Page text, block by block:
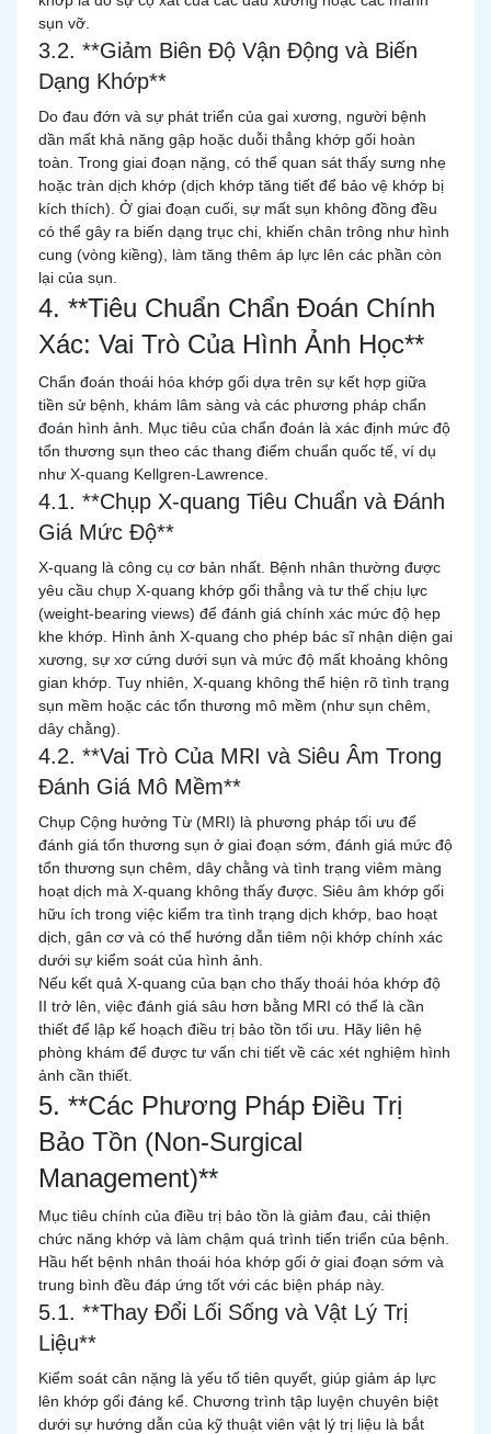
sụn vỡ.
3.2. **Giảm Biên Độ Vận Động và Biến
Dạng Khớp**
Do đau đớn và sự phát triển của gai xương, người bệnh
dần mất khả năng gập hoặc duỗi thẳng khớp gối hoàn
toàn. Trong giai đoạn nặng, có thể quan sát thấy sưng nhẹ
hoặc tràn dịch khớp (dịch khớp tăng tiết để bảo vệ khớp bị
kích thích). Ở giai đoạn cuối, sự mất sụn không đồng đều
có thể gây ra biến dạng trục chi, khiến chân trông như hình
cung (vòng kiềng), làm tăng thêm áp lực lên các phần còn
lại của sụn.
4. **Tiêu Chuẩn Chẩn Đoán Chính
Xác: Vai Trò Của Hình Ảnh Học**
Chẩn đoán thoái hóa khớp gối dựa trên sự kết hợp giữa
tiền sử bệnh, khám lâm sàng và các phương pháp chẩn
đoán hình ảnh. Mục tiêu của chẩn đoán là xác định mức độ
tổn thương sụn theo các thang điểm chuẩn quốc tế, ví dụ
như X-quang Kellgren-Lawrence.
4.1. **Chụp X-quang Tiêu Chuẩn và Đánh
Giá Mức Độ**
X-quang là công cụ cơ bản nhất. Bệnh nhân thường được
yêu cầu chụp X-quang khớp gối thẳng và tư thế chịu lực
(weight-bearing views) để đánh giá chính xác mức độ hẹp
khe khớp. Hình ảnh X-quang cho phép bác sĩ nhận diện gai
xương, sự xơ cứng dưới sụn và mức độ mất khoảng không
gian khớp. Tuy nhiên, X-quang không thể hiện rõ tình trạng
sụn mềm hoặc các tổn thương mô mềm (như sụn chêm,
dây chằng).
4.2. **Vai Trò Của MRI và Siêu Âm Trong
Đánh Giá Mô Mềm**
Chụp Cộng hưởng Từ (MRI) là phương pháp tối ưu để
đánh giá tổn thương sụn ở giai đoạn sớm, đánh giá mức độ
tổn thương sụn chêm, dây chằng và tình trạng viêm màng
hoạt dịch mà X-quang không thấy được. Siêu âm khớp gối
hữu ích trong việc kiểm tra tình trạng dịch khớp, bao hoạt
dịch, gân cơ và có thể hướng dẫn tiêm nội khớp chính xác
dưới sự kiểm soát của hình ảnh.
Nếu kết quả X-quang của bạn cho thấy thoái hóa khớp độ
II trở lên, việc đánh giá sâu hơn bằng MRI có thể là cần
thiết để lập kế hoạch điều trị bảo tồn tối ưu. Hãy liên hệ
phòng khám để được tư vấn chi tiết về các xét nghiệm hình
ảnh cần thiết.
5. **Các Phương Pháp Điều Trị
Bảo Tồn (Non-Surgical
Management)**
Mục tiêu chính của điều trị bảo tồn là giảm đau, cải thiện
chức năng khớp và làm chậm quá trình tiến triển của bệnh.
Hầu hết bệnh nhân thoái hóa khớp gối ở giai đoạn sớm và
trung bình đều đáp ứng tốt với các biện pháp này.
5.1. **Thay Đổi Lối Sống và Vật Lý Trị
Liệu**
Kiểm soát cân nặng là yếu tố tiên quyết, giúp giảm áp lực
lên khớp gối đáng kể. Chương trình tập luyện chuyên biệt
dưới sự hướng dẫn của kỹ thuật viên vật lý trị liệu là bắt